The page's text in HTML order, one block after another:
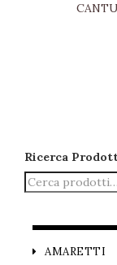
Ricerca
AMARETTI